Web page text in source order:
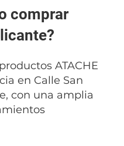
comprar
ATACHE
en Calle San
con una amplia